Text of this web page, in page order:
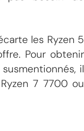
les Ryzen 5
Pour obtenir
il
7 7700 ou